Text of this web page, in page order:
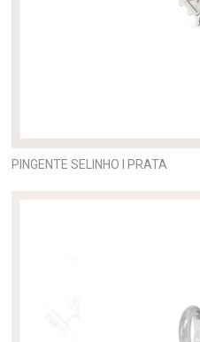
PINGENTE SELINHO I PRATA